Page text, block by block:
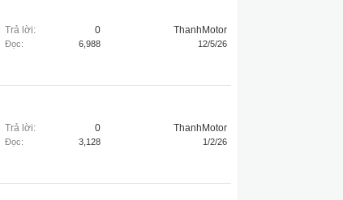
Trả lời: 0
Đọc: 6,988
ThanhMotor
12/5/26
Trả lời: 0
Đọc: 3,128
ThanhMotor
1/2/26